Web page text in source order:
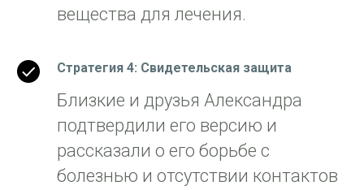
вещества для лечения.
Стратегия 4: Свидетельская защита
Близкие и друзья Александра
подтвердили его версию и
рассказали о его борьбе с
болезнью и отсутствии контактов